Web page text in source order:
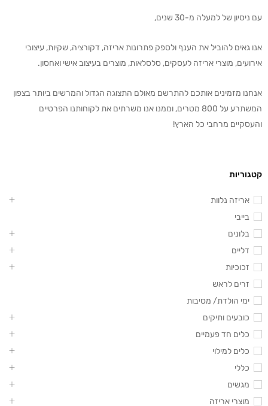
עם ניסיון של למעלה מ-30 שנים,
אנו גאים להוביל את הענף ולספק פתרונות אריזה, דקורציה, שקיות, עיצובי
אירועים, מוצרי אריזה לעסקים, סלסלאות, מוצרים בעיצוב אישי ואחסון.
אנחנו מזמינים אותכם להתרשם מאולם התצוגה הגדול והמרשים ביותר בצפון
המשתרע על 800 מטרים, וממנו אנו משרתים את לקוחותנו הפרטיים
והעסקיים מרחבי כל הארץ!
קטגוריות
אריזה נלוות
בייבי
בלונים
דליים
זכוכיות
זרים לראש
ימי הולדת/ מסיבות
כובעים ותיקים
כלים חד פעמיים
כלים למילוי
כללי
מגשים
מוצרי אריזה